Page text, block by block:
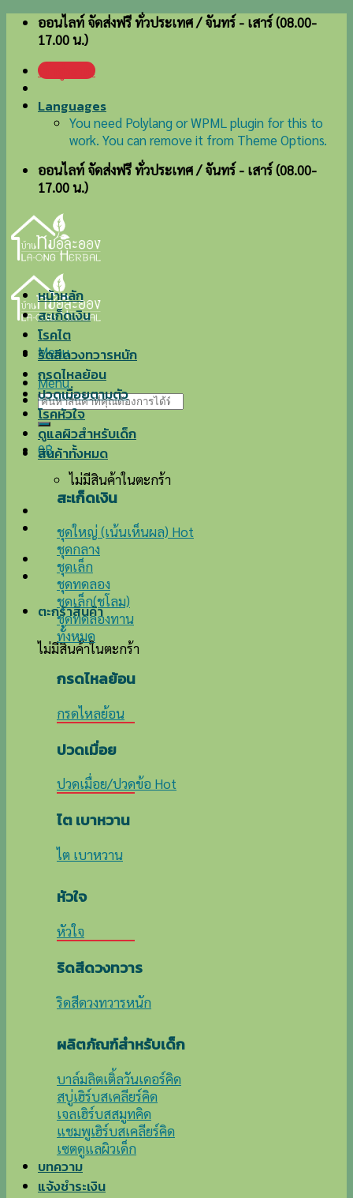
Skip ออนไลท์ จัดส่งฟรี ทั่วประเทศ / จันทร์ - เสาร์ (08.00-
17.00 น.)
เข้าสู่ระบบ
Languages
You need Polylang or WPML plugin for this to
work. You can remove it from Theme Options.
ออนไลท์ จัดส่งฟรี ทั่วประเทศ / จันทร์ - เสาร์ (08.00-
17.00 น.)
Menu
Menu
ค้นหา:
0฿
ไม่มีสินค้าในตะกร้า
ตะกร้าสินค้า
ไม่มีสินค้าในตะกร้า
หน้าหลัก
สะเก็ดเงิน
โรคไต
ริดสีดวงทวารหนัก
กรดไหลย้อน
ปวดเมื่อยตามตัว
โรคหัวใจ
ดูแลผิวสำหรับเด็ก
สินค้าทั้งหมด
สะเก็ดเงิน
ชุดใหญ่ (เน้นเห็นผล)
ชุดกลาง
ชุดเล็ก
ชุดทดลอง
ชุดเล็ก(ชโลม)
ชุดทดลองทาน
ทั้งหมด
กรดไหลย้อน
กรดไหลย้อน
ปวดเมื่อย
ปวดเมื่อย/ปวดข้อ
ไต เบาหวาน
ไต เบาหวาน
หัวใจ
หัวใจ
ริดสีดวงทวาร
ริดสีดวงทวารหนัก
ผลิตภัณฑ์สำหรับเด็ก
บาล์มลิตเติ้ลวันเดอร์คิด
สบู่เฮิร์บสเคลียร์คิด
เจลเฮิร์บสสมูทคิด
แชมพูเฮิร์บสเคลียร์คิด
เซตดูแลผิวเด็ก
บทความ
แจ้งชำระเงิน